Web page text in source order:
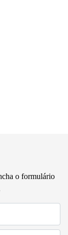
o formulário